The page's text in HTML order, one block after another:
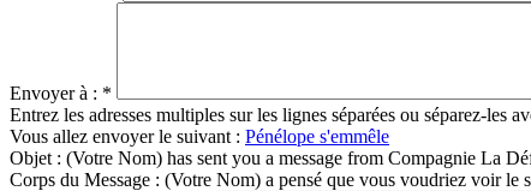
Envoyer à : *
Entrez les adresses multiples sur les lignes séparées ou séparez-les
Vous allez envoyer le suivant : Pénélope s'emmêle
Objet : (Votre Nom) has sent you a message from Compagnie La
Corps du Message : (Votre Nom) a pensé que vous voudriez voir le